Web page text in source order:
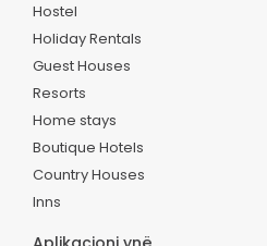
Hostel
Holiday Rentals
Guest Houses
Resorts
Home stays
Boutique Hotels
Country Houses
Inns